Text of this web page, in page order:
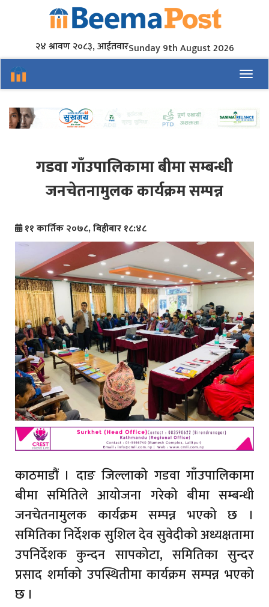
२४ श्रावण २०८३, आईतवारSunday 9th August 2026
गडवा गाँउपालिकामा बीमा सम्बन्धी
जनचेतनामुलक कार्यक्रम सम्पन्न
११ कार्तिक २०७८, बिहीबार १८:४८
काठमाडौं । दाङ जिल्लाको गडवा गाँउपालिकामा
बीमा समितिले आयोजना गरेको बीमा सम्बन्धी
जनचेतनामुलक कार्यक्रम सम्पन्न भएको छ ।
समितिका निर्देशक सुशिल देव सुवेदीको अध्यक्षतामा
उपनिर्देशक कुन्दन सापकोटा, समितिका सुन्दर
प्रसाद शर्माको उपस्थितीमा कार्यक्रम सम्पन्न भएको
छ ।